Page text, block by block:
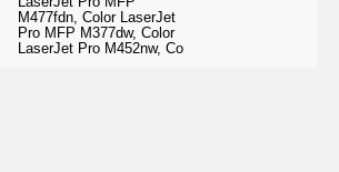
M477fdn, Color LaserJet
Pro MFP M377dw, Color
LaserJet Pro M452nw, Co